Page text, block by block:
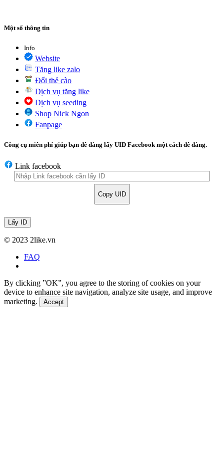
Một số thông tin
Info
Website
Tăng like zalo
Đổi thẻ cào
Dịch vụ tăng like
Dịch vụ seeding
Shop Nick Ngon
Fanpage
Công cụ miễn phí giúp bạn dễ dàng lấy UID Facebook một cách dễ dàng.
Link facebook
Copy UID
Lấy ID
© 2023 2like.vn
FAQ
By clicking ”OK”, you agree to the storing of cookies on your
device to enhance site navigation, analyze site usage, and improve
marketing.
Accept